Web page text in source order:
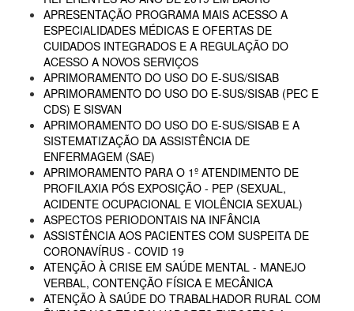
APRESENTAÇÃO PROGRAMA MAIS ACESSO A
ESPECIALIDADES MÉDICAS E OFERTAS DE
CUIDADOS INTEGRADOS E A REGULAÇÃO DO
ACESSO A NOVOS SERVIÇOS
APRIMORAMENTO DO USO DO E-SUS/SISAB
APRIMORAMENTO DO USO DO E-SUS/SISAB (PEC E
CDS) E SISVAN
APRIMORAMENTO DO USO DO E-SUS/SISAB E A
SISTEMATIZAÇÃO DA ASSISTÊNCIA DE
ENFERMAGEM (SAE)
APRIMORAMENTO PARA O 1º ATENDIMENTO DE
PROFILAXIA PÓS EXPOSIÇÃO - PEP (SEXUAL,
ACIDENTE OCUPACIONAL E VIOLÊNCIA SEXUAL)
ASPECTOS PERIODONTAIS NA INFÂNCIA
ASSISTÊNCIA AOS PACIENTES COM SUSPEITA DE
CORONAVÍRUS - COVID 19
ATENÇÃO À CRISE EM SAÚDE MENTAL - MANEJO
VERBAL, CONTENÇÃO FÍSICA E MECÂNICA
ATENÇÃO À SAÚDE DO TRABALHADOR RURAL COM